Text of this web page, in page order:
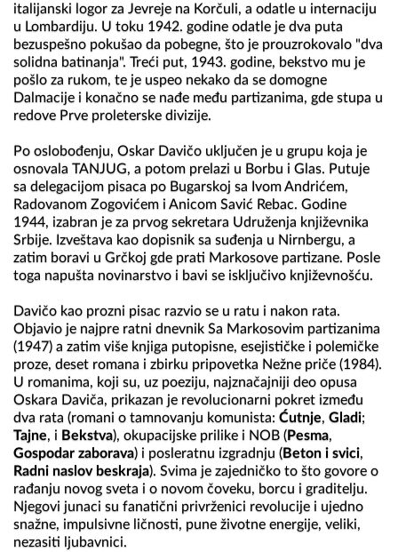
italijanski logor za Jevreje na Korčuli, a odatle u internaciju
u Lombardiju. U toku 1942. godine odatle je dva puta
bezuspešno pokušao da pobegne, što je prouzrokovalo "dva
solidna batinanja". Treći put, 1943. godine, bekstvo mu je
pošlo za rukom, te je uspeo nekako da se domogne
Dalmacije i konačno se nađe među partizanima, gde stupa u
redove Prve proleterske divizije.
Po oslobođenju, Oskar Davičo uključen je u grupu koja je
osnovala TANJUG, a potom prelazi u Borbu i Glas. Putuje
sa delegacijom pisaca po Bugarskoj sa Ivom Andrićem,
Radovanom Zogovićem i Anicom Savić Rebac. Godine
1944, izabran je za prvog sekretara Udruženja književnika
Srbije. Izveštava kao dopisnik sa suđenja u Nirnbergu, a
zatim boravi u Grčkoj gde prati Markosove partizane. Posle
toga napušta novinarstvo i bavi se isključivo književnošću.
Davičo kao prozni pisac razvio se u ratu i nakon rata.
Objavio je najpre ratni dnevnik Sa Markosovim partizanima
(1947) a zatim više knjiga putopisne, esejističke i polemičke
proze, deset romana i zbirku pripovetka Nežne priče (1984).
U romanima, koji su, uz poeziju, najznačajniji deo opusa
Oskara Daviča, prikazan je revolucionarni pokret između
dva rata (romani o tamnovanju komunista: Ćutnje, Gladi
Tajne, i Bekstva), okupacijske prilike i NOB (Pesma
Gospodar zaborava) i posleratnu izgradnju (Beton i svici
Radni naslov beskraja). Svima je zajedničko to što govore o
rađanju novog sveta i o novom čoveku, borcu i graditelju.
Njegovi junaci su fanatični privrženici revolucije i ujedno
snažne, impulsivne ličnosti, pune životne energije, veliki,
nezasiti ljubavnici.